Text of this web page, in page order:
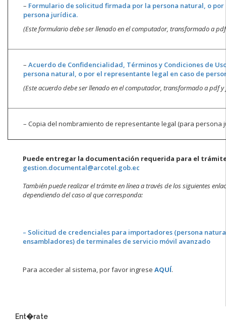
– Formulario de solicitud firmada por la persona natural, o
persona jurídica.
(Este formulario debe ser llenado en el computador, transformado a
– Acuerdo de Confidencialidad, Términos y Condiciones de
persona natural, o por el representante legal en caso de
(Este acuerdo debe ser llenado en el computador, transformado a pdf
– Copia del nombramiento de representante legal (para persona
Puede entregar la documentación requerida para el
gestion.documental@arcotel.gob.ec
También puede realizar el trámite en línea a través de los siguientes
dependiendo del caso al que corresponda:
– Solicitud de credenciales para importadores (persona
ensambladores) de terminales de servicio móvil avanzado
Para acceder al sistema, por favor ingrese AQUÍ.
Ent�rate